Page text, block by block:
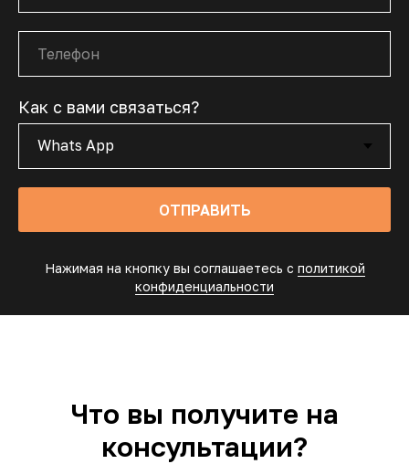
Как с вами связаться?
ОТПРАВИТЬ
Нажимая на кнопку вы соглашаетесь с политикой
конфиденциальности
Что вы получите на
консультации?